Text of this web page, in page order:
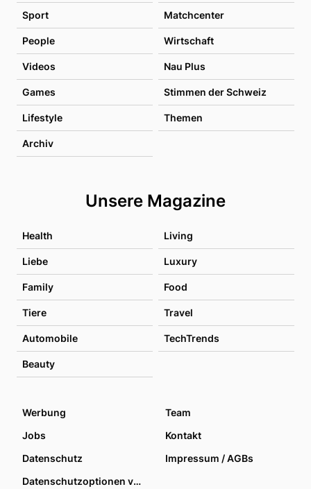
Sport Matchcenter
People Wirtschaft
Videos Nau Plus
Games Stimmen der Schweiz
Lifestyle Themen
Archiv
Unsere Magazine
Health Living
Liebe Luxury
Family Food
Tiere Travel
Automobile TechTrends
Beauty
Werbung
Team
Jobs
Kontakt
Datenschutz
Impressum / AGBs
Datenschutzoptionen verwalten